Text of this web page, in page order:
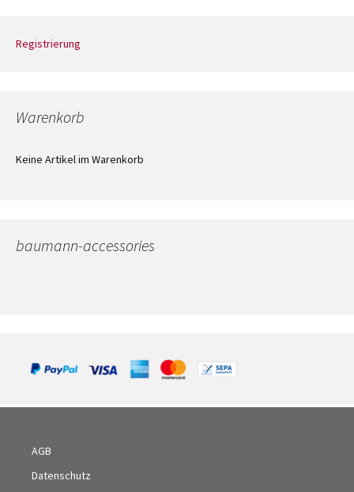
Registrierung
Warenkorb
Keine Artikel im Warenkorb
baumann-accessories
AGB
Datenschutz